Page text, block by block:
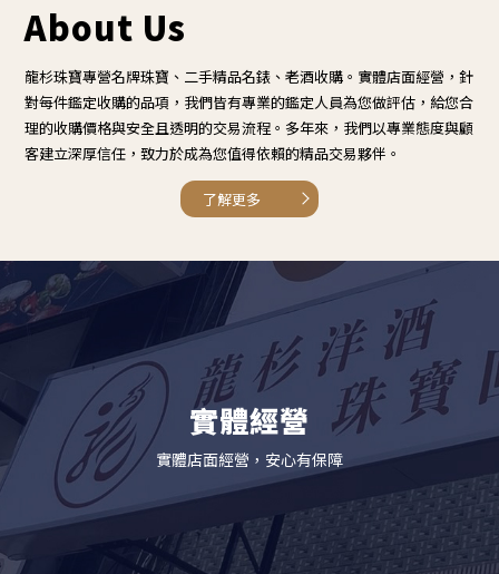
About Us
龍杉珠寶專營名牌珠寶、二手精品名錶、老酒收購。實體店面經營，針
對每件鑑定收購的品項，我們皆有專業的鑑定人員為您做評估，給您合
理的收購價格與安全且透明的交易流程。多年來，我們以專業態度與顧
客建立深厚信任，致力於成為您值得依賴的精品交易夥伴。
了解更多
實體經營
實體店面經營，安心有保障